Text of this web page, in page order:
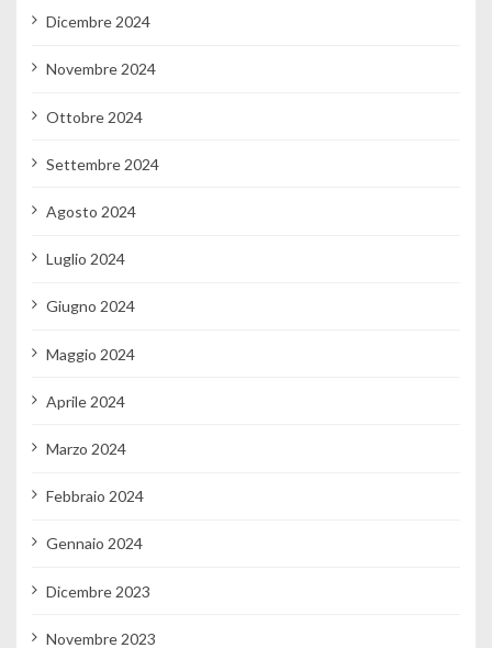
Dicembre 2024
Novembre 2024
Ottobre 2024
Settembre 2024
Agosto 2024
Luglio 2024
Giugno 2024
Maggio 2024
Aprile 2024
Marzo 2024
Febbraio 2024
Gennaio 2024
Dicembre 2023
Novembre 2023